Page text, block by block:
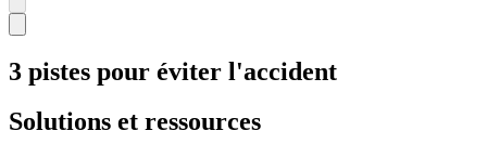
3 pistes pour éviter l'accident
Solutions et ressources